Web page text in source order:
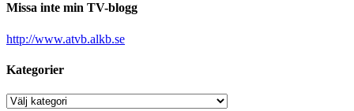
Missa inte min TV-blogg
http://www.atvb.alkb.se
Kategorier
Kategorier